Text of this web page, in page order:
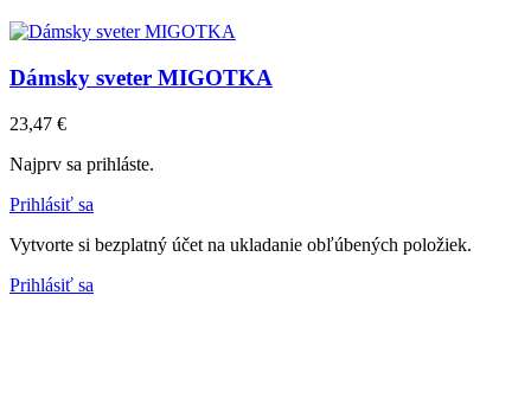
Dámsky sveter MIGOTKA
23,47 €
Najprv sa prihláste.
Prihlásiť sa
Vytvorte si bezplatný účet na ukladanie obľúbených položiek.
Prihlásiť sa